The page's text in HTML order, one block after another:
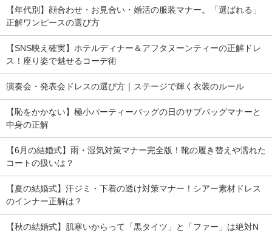
【年代別】顔合わせ・お見合い・婚活の服装マナー。「選ばれる」
正解ワンピースの選び方
【SNS映え確実】ホテルディナー＆アフタヌーンティーの正解ドレ
ス！座り姿で魅せるコーデ術
演奏会・発表会ドレスの選び方｜ステージで輝く衣装のルール
【恥をかかない】極小パーティーバッグの日のサブバッグマナーと
中身の正解
【6月の結婚式】雨・湿気対策マナー完全版！靴の履き替えや濡れた
コートの扱いは？
【夏の結婚式】汗ジミ・下着の透け対策マナー！シアー素材ドレス
のインナー正解は？
【秋の結婚式】肌寒いからって「黒タイツ」と「ファー」は絶対N